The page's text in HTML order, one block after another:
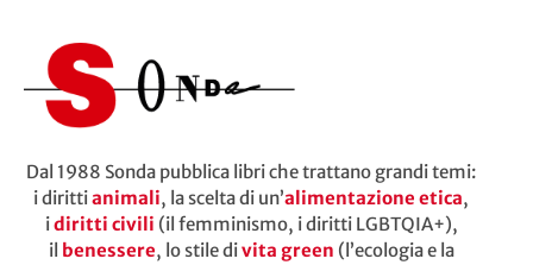
Dal 1988 Sonda pubblica libri che trattano grandi temi:
i dirittianimali, la scelta di un’alimentazione etica,
idiritti civili (il femminismo, i diritti LGBTQIA+),
il benessere, lo stile divita green (l’ecologia e la